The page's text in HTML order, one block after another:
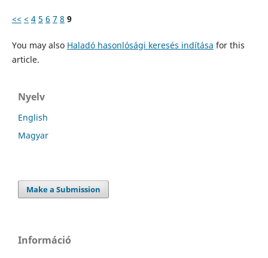
<< < 4 5 6 7 8 9
You may also Haladó hasonlósági keresés indítása for this
article.
Nyelv
English
Magyar
Make a Submission
Információ